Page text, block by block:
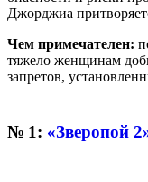
Джорджиа
Чем примечателен:
тяжело женщинам
запретов,
№ 1: «Зверопой